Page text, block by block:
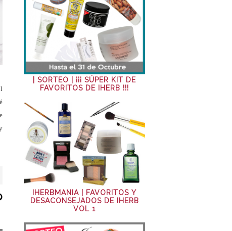
| SORTEO | ¡¡¡ SÚPER KIT DE
FAVORITOS DE IHERB !!!
IHERBMANIA | FAVORITOS Y
DESACONSEJADOS DE IHERB
VOL 1